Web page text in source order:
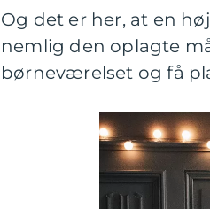
Og det er her, at en
nemlig den oplagte
børneværelset og få